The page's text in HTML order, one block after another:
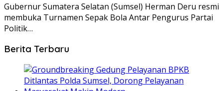
Gubernur Sumatera Selatan (Sumsel) Herman Deru resmi
membuka Turnamen Sepak Bola Antar Pengurus Partai
Politik…
Berita Terbaru